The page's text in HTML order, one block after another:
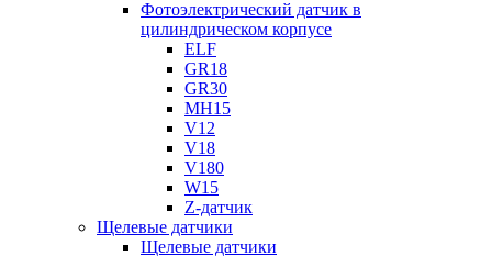
Фотоэлектрический датчик в
цилиндрическом корпусе
ELF
GR18
GR30
MH15
V12
V18
V180
W15
Z-датчик
Щелевые датчики
Щелевые датчики